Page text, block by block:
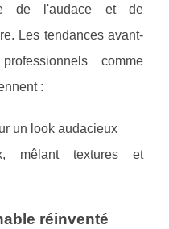
de l'audace et de
Les tendances avant-
comme
:
un look audacieux
mêlant textures et
réinventé